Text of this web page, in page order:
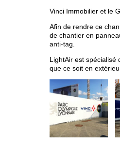
Vinci Immobilier et le
Afin de rendre ce
de chantier en
anti-tag.
LightAir est spécialisé
que ce soit en